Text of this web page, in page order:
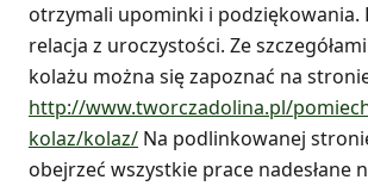
otrzymali upominki i podziękowania.
relacja z uroczystości. Ze
kolażu można się zapoznać na
http://www.tworczadolina.pl/
kolaz/kolaz/ Na podlinkowanej
obejrzeć wszystkie prace nadesłane